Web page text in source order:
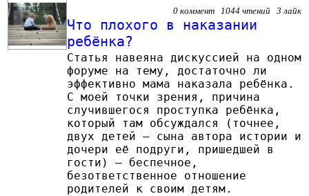
0 коммент 1044 чтений 3 лайк
Что плохого в наказании
ребёнка?
Статья навеяна дискуссией на одном
форуме на тему, достаточно ли
эффективно мама наказала ребёнка.
С моей точки зрения, причина
случившегося проступка ребёнка,
который там обсуждался (точнее,
двух детей – сына автора истории и
дочери её подруги, пришедшей в
гости) – беспечное,
безответственное отношение
родителей к своим детям.